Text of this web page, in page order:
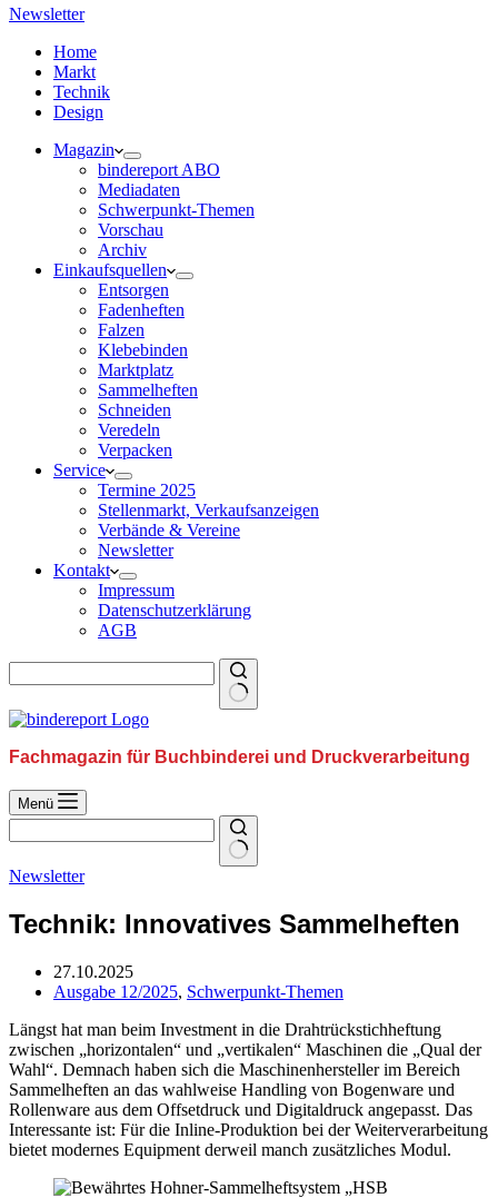
Newsletter
Home
Markt
Technik
Design
Magazin
bindereport ABO
Mediadaten
Schwerpunkt-Themen
Vorschau
Archiv
Einkaufsquellen
Entsorgen
Fadenheften
Falzen
Klebebinden
Marktplatz
Sammelheften
Schneiden
Veredeln
Verpacken
Service
Termine 2025
Stellenmarkt, Verkaufsanzeigen
Verbände & Vereine
Newsletter
Kontakt
Impressum
Datenschutzerklärung
AGB
Fachmagazin für Buchbinderei und Druckverarbeitung
Menü
Newsletter
Technik: Innovatives Sammelheften
27.10.2025
Ausgabe 12/2025, Schwerpunkt-Themen
Längst hat man beim Investment in die Drahtrückstichheftung
zwischen „horizontalen“ und „vertikalen“ Maschinen die „Qual der
Wahl“. Demnach haben sich die Maschinenhersteller im Bereich
Sammelheften an das wahlweise Handling von Bogenware und
Rollenware aus dem Offsetdruck und Digitaldruck angepasst. Das
Interessante ist: Für die Inline-Produktion bei der Weiterverarbeitung
bietet modernes Equipment derweil manch zusätzliches Modul.